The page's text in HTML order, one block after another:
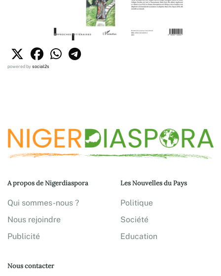
powered bysocial2s
A propos de Nigerdiaspora
Qui sommes-nous ?
Nous rejoindre
Publicité
Les Nouvelles du Pays
Politique
Société
Education
Nous contacter